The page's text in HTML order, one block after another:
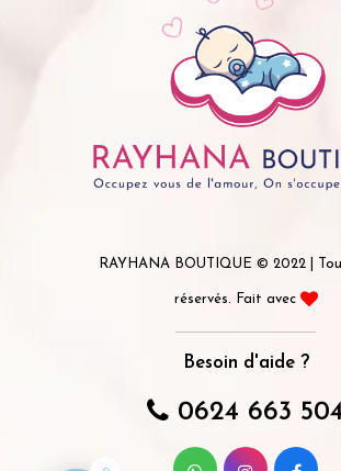
RAYHANA BOUTIQUE © 2022 |
réservés. Fait avec
Besoin d'aide ?
0624 663